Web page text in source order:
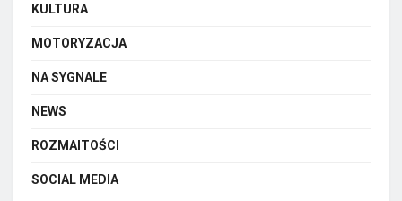
KULTURA
MOTORYZACJA
NA SYGNALE
NEWS
ROZMAITOŚCI
SOCIAL MEDIA